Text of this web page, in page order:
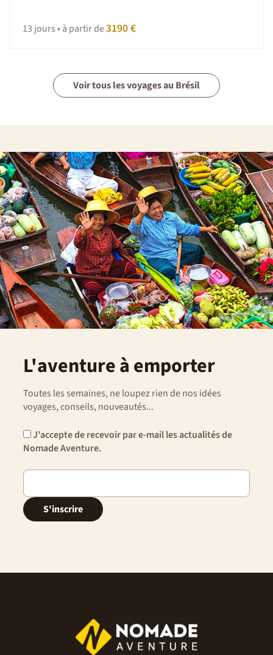
13 jours • à partir de3190 €
Voir tous les voyages au Brésil
L'aventure à emporter
Toutes les semaines, ne loupez rien de nos idées
voyages, conseils, nouveautés...
J'accepte de recevoir par e-mail les actualités de
Nomade Aventure.
S'inscrire